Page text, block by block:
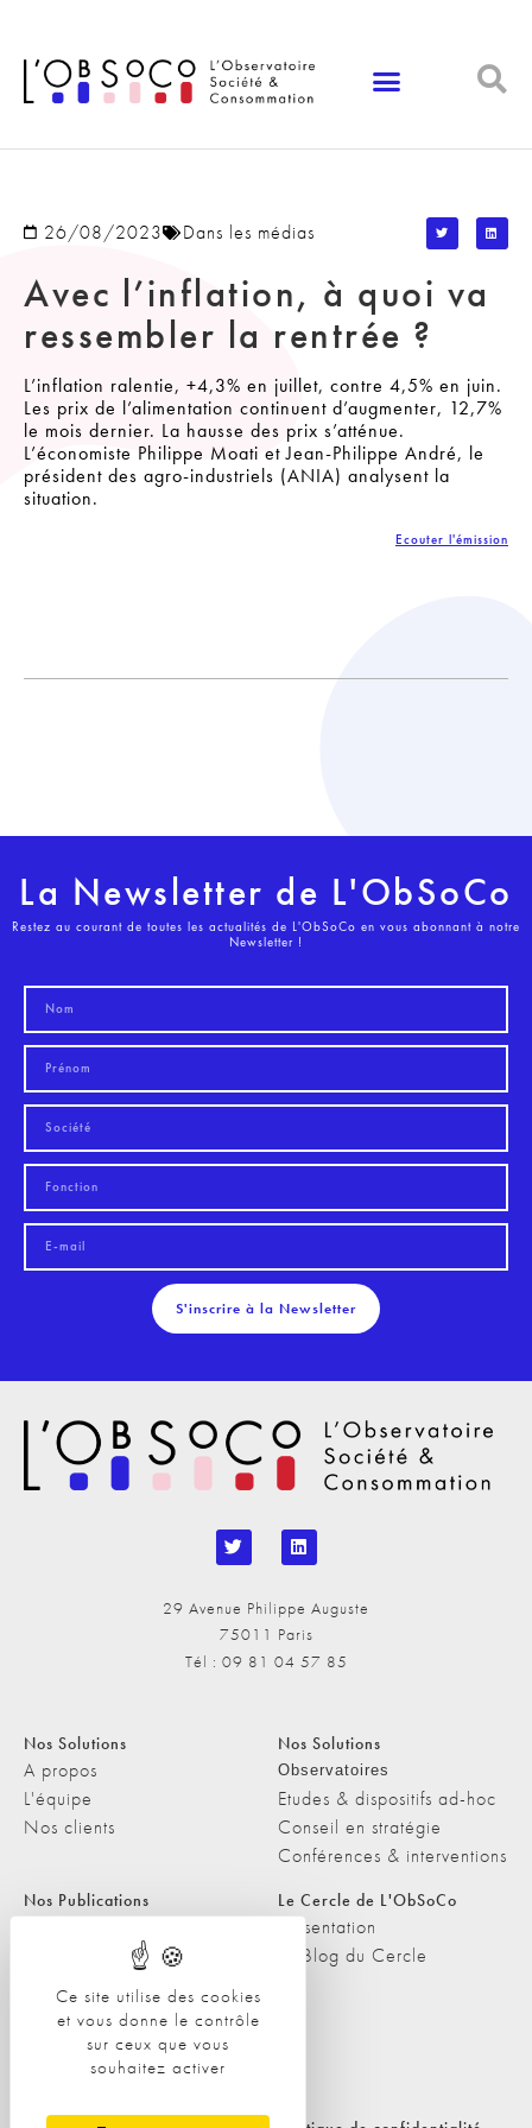
Ce site utilise des cookies
et vous donne le contrôle
sur ceux que vous
souhaitez activer
26/08/2023 Dans les médias
Avec l’inflation, à quoi va
ressembler la rentrée ?
L’inflation ralentie, +4,3% en juillet, contre 4,5% en juin.
Les prix de l’alimentation continuent d’augmenter, 12,7%
le mois dernier. La hausse des prix s’atténue.
L’économiste Philippe Moati et Jean-Philippe André, le
président des agro-industriels (ANIA) analysent la
situation.
Ecouter l'émission
La Newsletter de L'ObSoCo
Restez au courant de toutes les actualités de L'ObSoCo en vous abonnant à notre
Newsletter !
S'inscrire à la Newsletter
29 Avenue Philippe Auguste
75011 Paris
Tél : 09 81 04 57 85
Nos Solutions
A propos
L'équipe
Nos clients
Nos Solutions
Observatoires
Etudes & dispositifs ad-hoc
Conseil en stratégie
Conférences & interventions
Nos Publications
Les Podcasts de L'ObSoCo
L'ObSoCo dans les médias
Le Cercle de L'ObSoCo
Présentation
Le Blog du Cercle
Contacts
Nous contacter